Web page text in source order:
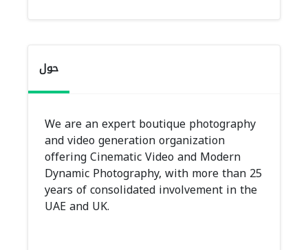
حول
We are an expert boutique photography
and video generation organization
offering Cinematic Video and Modern
Dynamic Photography, with more than 25
years of consolidated involvement in the
UAE and UK.